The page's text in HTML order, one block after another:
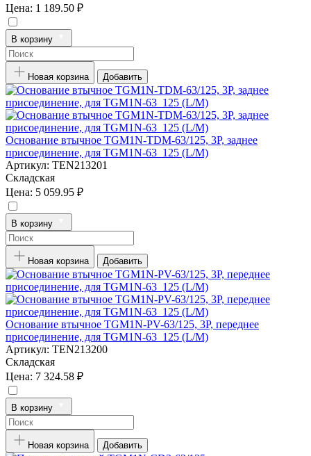
Цена: 1 189.50 ₽
В корзину
Новая корзина Добавить
Основание втычное TGM1N-TDM-63/125, 3P, заднее
присоединение, для TGM1N-63_125 (L/M)
Артикул: TEN213201
Складская
Цена: 5 059.95 ₽
В корзину
Новая корзина Добавить
Основание втычное TGM1N-PV-63/125, 3P, переднее
присоединение, для TGM1N-63_125 (L/M)
Артикул: TEN213200
Складская
Цена: 7 324.58 ₽
В корзину
Новая корзина Добавить